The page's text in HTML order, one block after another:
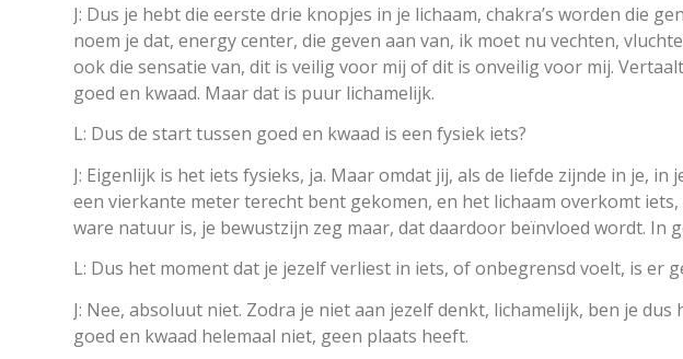
J: Dus je hebt die eerste drie knopjes in je lichaam, chakra’s worden die
noem je dat, energy center, die geven aan van, ik moet nu vechten,
ook die sensatie van, dit is veilig voor mij of dit is onveilig voor mij.
goed en kwaad. Maar dat is puur lichamelijk.
L: Dus de start tussen goed en kwaad is een fysiek iets?
J: Eigenlijk is het iets fysieks, ja. Maar omdat jij, als de liefde zijnde in je,
een vierkante meter terecht bent gekomen, en het lichaam overkomt
ware natuur is, je bewustzijn zeg maar, dat daardoor beïnvloed wordt. In
L: Dus het moment dat je jezelf verliest in iets, of onbegrensd voelt, is er
J: Nee, absoluut niet. Zodra je niet aan jezelf denkt, lichamelijk, ben je
goed en kwaad helemaal niet, geen plaats heeft.